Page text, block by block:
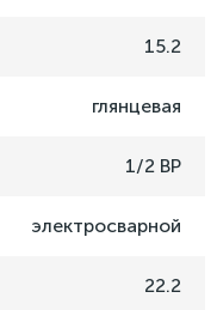
15.2
глянцевая
1/2 ВР
электросварной
22.2